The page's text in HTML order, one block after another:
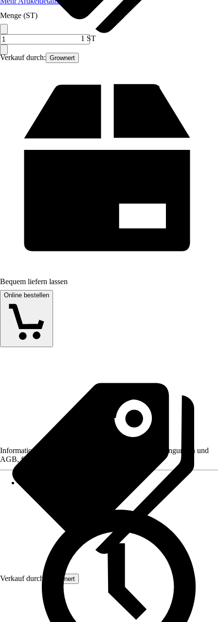
Verkauf durch: Grownert
Menge (ST)
1 ST
Bequem liefern lassen
Online bestellen
Verkauf durch: Grownert
Informationen des Verkäufers, wie z. B. Rückgabebedingungen und
AGB, finden Sie bei Klick auf den Verkäufernamen.